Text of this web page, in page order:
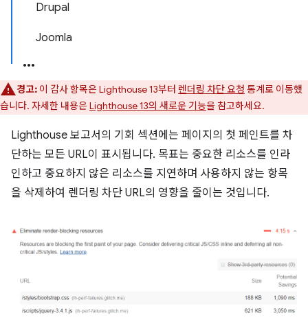
Drupal
Joomla
경고: 이 감사 항목은 Lighthouse 13부터 렌더링 차단 요청 통계로 이동했
습니다. 자세한 내용은Lighthouse 13의 새로운 기능을 참고하세요.
Lighthouse 보고서의 기회 섹션에는 페이지의 첫 페인트를 차
단하는 모든 URL이 표시됩니다. 목표는 중요한 리소스를 인라
인하고 중요하지 않은 리소스를 지연하며 사용하지 않는 항목
을 삭제하여 렌더링 차단 URL의 영향을 줄이는 것입니다.